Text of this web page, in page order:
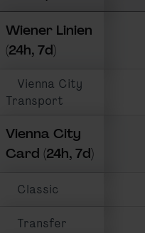
Wiener Linien
(24h, 7d)
Vienna City
Transport
Vienna City
Card (24h, 7d)
Classic
Transfer